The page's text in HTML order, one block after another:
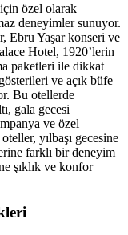
özel olarak
deneyimler sunuyor.
Ebru Yaşar konseri ve
Hotel, 1920’lerin
paketleri ile dikkat
ve açık büfe
Bu otellerde
gala gecesi
ve özel
yılbaşı gecesine
farklı bir deneyim
şıklık ve konfor